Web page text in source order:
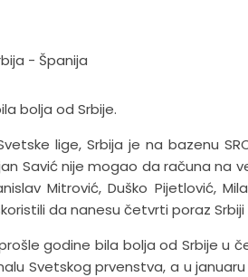
bolja od Srbije.
lige, Srbija je na bazenu
Savić nije mogao da računa
Mitrović, Duško Pijetlović,
da nanesu četvrti poraz
godine bila bolja od Srbije u
Svetskog prvenstva, a u